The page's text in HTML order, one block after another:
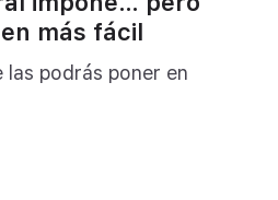
más fácil
podrás poner en